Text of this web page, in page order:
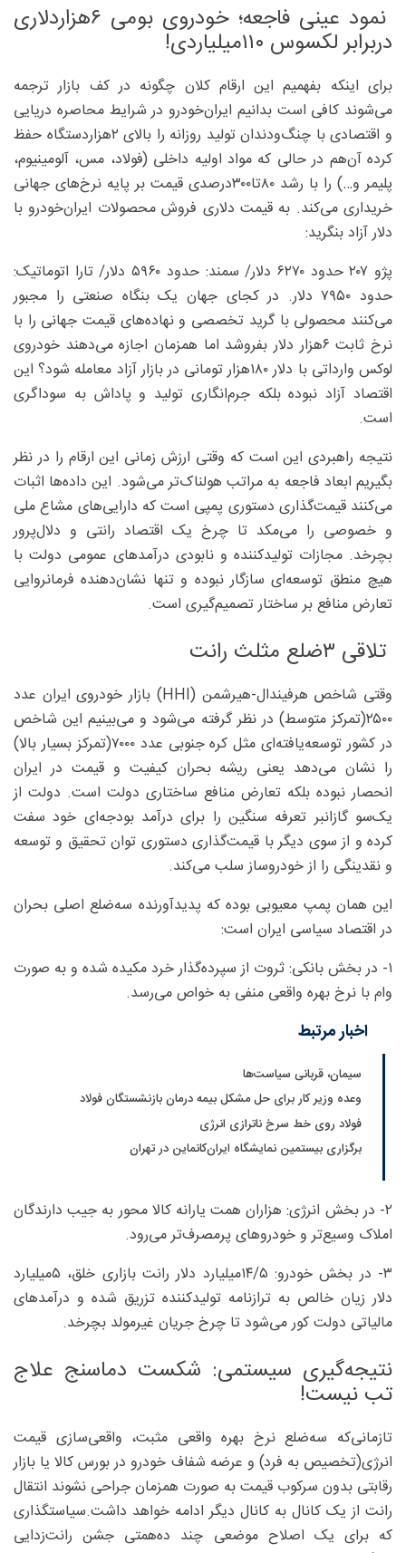
نمود عینی فاجعه؛ خودروی بومی ۶‌هزاردلاری
دربرابر لکسوس ۱۱۰میلیاردی!
برای اینکه بفهمیم این ارقام کلان چگونه در کف بازار ترجمه
می‌شوند کافی است بدانیم ایران‌خودرو در شرایط محاصره دریایی
و اقتصادی با چنگ‌ودندان تولید روزانه را بالای ۲هزاردستگاه حفظ
کرده آن‌هم در حالی که مواد اولیه داخلی (فولاد، مس، آلومینیوم،
پلیمر و…) را با رشد ۸۰تا۳۰۰‌درصدی قیمت بر پایه نرخ‌های جهانی
خریداری می‌کند. به قیمت دلاری فروش محصولات ایران‌خودرو با
دلار آزاد بنگرید:
پژو ۲۰۷ حدود ۶۲۷۰ دلار/ سمند: حدود ۵۹۶۰ دلار/ تارا اتوماتیک:
حدود ۷۹۵۰ دلار. در کجای جهان یک بنگاه صنعتی را مجبور
می‌کنند محصولی با گرید تخصصی و نهاده‌های قیمت جهانی را با
نرخ ثابت ۶‌هزار دلار بفروشد اما همزمان اجازه می‌دهند خودروی
لوکس وارداتی با دلار ۱۸۰‌هزار تومانی در بازار آزاد معامله شود؟ این
اقتصاد آزاد نبوده بلکه جرم‌انگاری تولید و پاداش به سوداگری
است.
نتیجه راهبردی این است که وقتی ارزش زمانی این ارقام را در نظر
بگیریم ابعاد فاجعه به مراتب هولناک‌تر می‌شود. این داده‌ها اثبات
می‌کنند قیمت‌گذاری دستوری پمپی است که دارایی‌های مشاع ملی
و خصوصی را می‌مکد تا چرخ یک اقتصاد رانتی و دلال‌پرور
بچرخد. مجازات تولیدکننده و نابودی درآمدهای عمومی دولت با
هیچ منطق توسعه‌ای سازگار نبوده و تنها نشان‌دهنده فرمانروایی
تعارض منافع بر ساختار تصمیم‌گیری است.
تلاقی ۳ضلع مثلث رانت
وقتی شاخص هرفیندال-هیرشمن (HHI) بازار خودروی ایران عدد
۲۵۰۰(تمرکز متوسط) در نظر گرفته می‌شود و می‌بینیم این شاخص
در کشور توسعه‌یافته‌ای مثل کره جنوبی عدد ۷۰۰۰(تمرکز بسیار بالا)
را نشان می‌دهد یعنی ریشه بحران کیفیت و قیمت در ایران
انحصار نبوده بلکه تعارض منافع ساختاری دولت است. دولت از
یک‌سو گازانبر تعرفه سنگین را برای درآمد بودجه‌ای خود سفت
کرده و از سوی دیگر با قیمت‌گذاری دستوری توان تحقیق و توسعه
و نقدینگی را از خودروساز سلب می‌کند.
این همان پمپ معیوبی بوده که پدیدآورنده سه‌ضلع اصلی بحران
در اقتصاد سیاسی ایران است:
۱- در بخش بانکی: ثروت از سپرده‌گذار خرد مکیده شده و به صورت
وام با نرخ بهره واقعی منفی به خواص می‌رسد.
اخبار مرتبط
سیمان، قربانی سیاست‌ها
وعده وزیر کار برای حل مشکل بیمه درمان بازنشستگان فولاد
فولاد روی خط سرخ ناترازی انرژی
برگزاری بیستمین نمایشگاه ایران‌کانماین در تهران
۲- در بخش انرژی:‌ هزاران همت یارانه کالا محور به جیب دارندگان
املاک وسیع‌تر و خودروهای پرمصرف‌تر می‌رود.
۳- در بخش خودرو: ۵/‏۱۴‌میلیارد دلار رانت بازاری خلق، ۵‌میلیارد
دلار زیان خالص به ترازنامه تولیدکننده تزریق شده و درآمدهای
مالیاتی دولت کور می‌شود تا چرخ جریان غیرمولد بچرخد.
نتیجه‌گیری سیستمی: شکست دماسنج علاج
تب نیست!
تازمانی‌که سه‌ضلع نرخ بهره واقعی مثبت، واقعی‌سازی قیمت
انرژی(تخصیص به فرد) و عرضه شفاف خودرو در بورس کالا یا بازار
رقابتی بدون سرکوب قیمت به صورت همزمان جراحی نشوند انتقال
رانت از یک کانال به کانال دیگر ادامه خواهد داشت.سیاستگذاری
که برای یک اصلاح موضعی چند ده‌همتی جشن رانت‌زدایی